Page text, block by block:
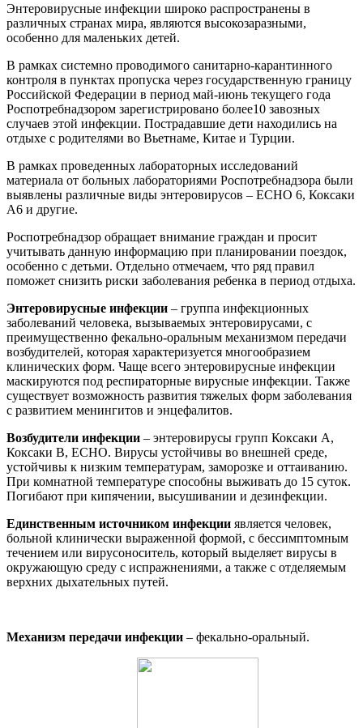
Энтеровирусные инфекции широко распространены в
различных странах мира, являются высокозаразными,
особенно для маленьких детей.
В рамках системно проводимого санитарно-карантинного
контроля в пунктах пропуска через государственную границу
Российской Федерации в период май-июнь текущего года
Роспотребнадзором зарегистрировано более10 завозных
случаев этой инфекции. Пострадавшие дети находились на
отдыхе с родителями во Вьетнаме, Китае и Турции.
В рамках проведенных лабораторных исследований
материала от больных лабораториями Роспотребнадзора были
выявлены различные виды энтеровирусов – ЕСНО 6, Коксаки
А6 и другие.
Роспотребнадзор обращает внимание граждан и просит
учитывать данную информацию при планировании поездок,
особенно с детьми. Отдельно отмечаем, что ряд правил
поможет снизить риски заболевания ребенка в период отдыха.
Энтеровирусные инфекции – группа инфекционных
заболеваний человека, вызываемых энтеровирусами, с
преимущественно фекально-оральным механизмом передачи
возбудителей, которая характеризуется многообразием
клинических форм. Чаще всего энтеровирусные инфекции
маскируются под респираторные вирусные инфекции. Также
существует возможность развития тяжелых форм заболевания
с развитием менингитов и энцефалитов.
Возбудители инфекции – энтеровирусы групп Коксаки А,
Коксаки В, ЕСНО. Вирусы устойчивы во внешней среде,
устойчивы к низким температурам, заморозке и оттаиванию.
При комнатной температуре способны выживать до 15 суток.
Погибают при кипячении, высушивании и дезинфекции.
Единственным источником инфекции является человек,
больной клинически выраженной формой, с бессимптомным
течением или вирусоноситель, который выделяет вирусы в
окружающую среду с испражнениями, а также с отделяемым
верхних дыхательных путей.
Механизм передачи инфекции – фекально-оральный.